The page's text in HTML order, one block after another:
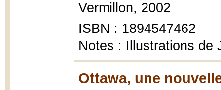
Vermillon, 2002
ISBN : 1894547462
Notes : Illustrations de
Ottawa, une